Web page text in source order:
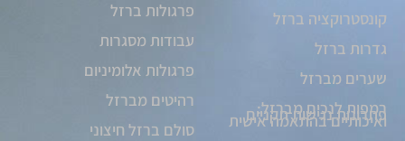
קונסטרוקציה ברזל
גדרות ברזל
שערים מברזל
רמפות לנכים מברזל:
פתרונות נגישות תקניים
ואיכותיים בהתאמה אישית
פרגולות ברזל
עבודות מסגרות
פרגולות אלומיניום
רהיטים מברזל
סולם ברזל חיצוני